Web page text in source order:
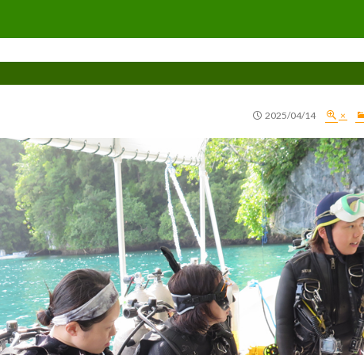
2025/04/14 ×